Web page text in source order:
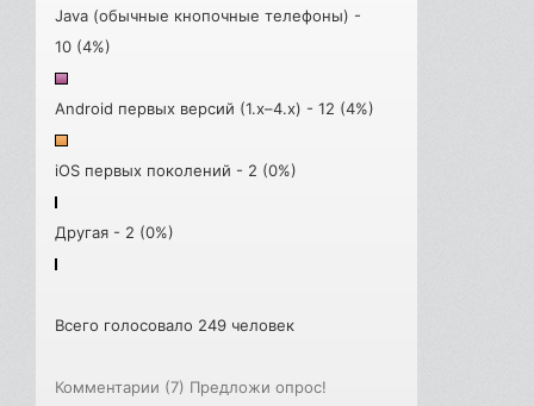
Java (обычные кнопочные телефоны) -
10 (4%)
Android первых версий (1.x–4.x) - 12 (4%)
iOS первых поколений - 2 (0%)
Другая - 2 (0%)
Всего голосовало 249 человек
Комментарии (7) Предложи опрос!